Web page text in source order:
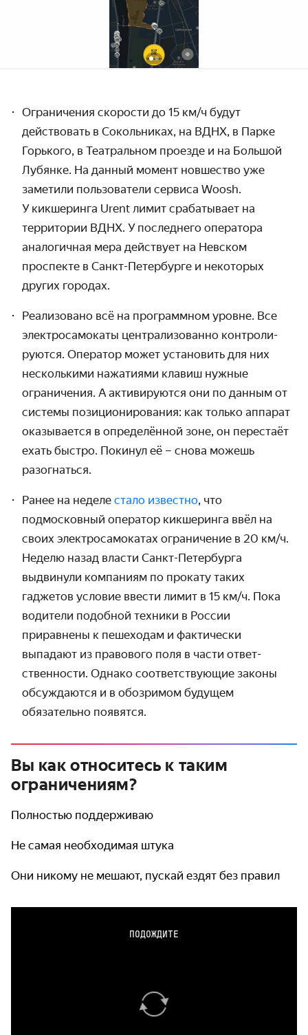
Ограничения скорости до 15 км/ч будут
действовать в Сокольниках, на ВДНХ, в Парке
Горького, в Театральном проезде и на Большой
Лубянке. На данный момент новшество уже
заметили пользова­тели сервиса Woosh.
У кикшеринга Urent лимит срабаты­вает на
территории ВДНХ. У последнего оператора
аналогичная мера действует на Невском
проспекте в Санкт-Петер­бурге и некоторых
других городах.
Реализовано всё на программном уровне. Все
электро­самокаты централи­зованно контроли­
руются. Оператор может установить для них
несколькими нажатиями клавиш нужные
ограниче­ния. А активи­руются они по данным от
системы позици­онирования: как только аппарат
оказы­вается в опреде­лённой зоне, он перестаёт
ехать быстро. Покинул её – снова можешь
разогнаться.
Ранее на неделе стало известно, что
подмосковный оператор кикшеринга ввёл на
своих электро­самокатах ограничение в 20 км/ч.
Неделю назад власти Санкт-Петер­бурга
выдвинули компаниям по прокату таких
гаджетов условие ввести лимит в 15 км/ч. Пока
водители подобной техники в России
приравнены к пешеходам и фактически
выпадают из правового поля в части ответ­
ственности. Однако соответ­ствующие законы
обсуждаются и в обозримом будущем
обязательно появятся.
Вы как относитесь к таким
ограничениям?
Полностью поддерживаю
Не самая необходимая штука
Они никому не мешают, пускай ездят без правил
ПОДОЖДИТЕ